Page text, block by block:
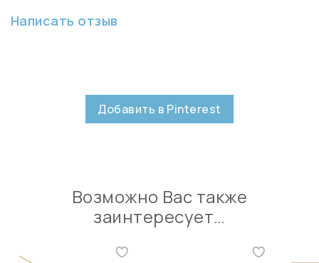
Написать отзыв
Добавить в Pinterest
Возможно Вас также
заинтересует…